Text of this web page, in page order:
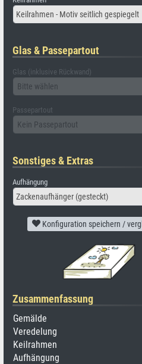
Keilrahmen - Motiv seitlich gespiegelt
Glas & Passepartout
Glas (inklusive Rückwand)
Bitte wählen
Passepartout
Kein Passepartout
Sonstiges & Extras
Aufhängung
Zackenaufhänger (gesteckt)
Konfiguration speichern /
Zusammenfassung
Gemälde
Veredelung
Keilrahmen
Aufhängung